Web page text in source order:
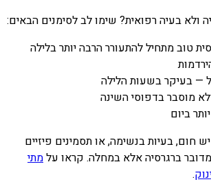
ולא בעיה רפואית? שימו לב לסימנים הבאים:
טוב מתחיל להתעורר הרבה יותר בלילה
— בעיקר בשעות הלילה
מוסבר בדפוסי השינה
ביום
חום, בעיות בנשימה, או תסמינים פיזיים
ברגרסיה אלא במחלה. קראו עלמתי
.